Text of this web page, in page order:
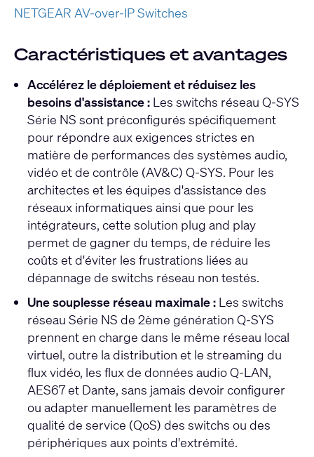
NETGEAR AV-over-IP Switches
Caractéristiques et avantages
Accélérez le déploiement et réduisez les
besoins d'assistance : Les switchs réseau Q-SYS
Série NS sont préconfigurés spécifiquement
pour répondre aux exigences strictes en
matière de performances des systèmes audio,
vidéo et de contrôle (AV&C) Q-SYS. Pour les
architectes et les équipes d'assistance des
réseaux informatiques ainsi que pour les
intégrateurs, cette solution plug and play
permet de gagner du temps, de réduire les
coûts et d'éviter les frustrations liées au
dépannage de switchs réseau non testés.
Une souplesse réseau maximale : Les switchs
réseau Série NS de 2ème génération Q-SYS
prennent en charge dans le même réseau local
virtuel, outre la distribution et le streaming du
flux vidéo, les flux de données audio Q-LAN,
AES67 et Dante, sans jamais devoir configurer
ou adapter manuellement les paramètres de
qualité de service (QoS) des switchs ou des
périphériques aux points d'extrémité.